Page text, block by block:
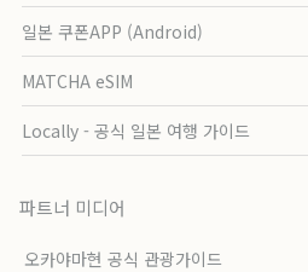
일본 쿠폰APP (Android)
MATCHA eSIM
Locally - 공식 일본 여행 가이드
파트너 미디어
오카야마현 공식 관광가이드